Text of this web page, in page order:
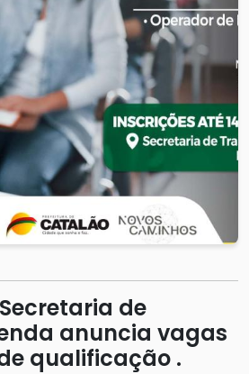
de
anuncia vagas
qualificação .